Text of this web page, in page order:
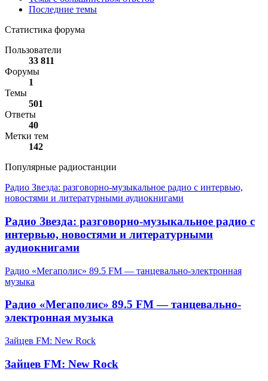
Последние темы
Статистика форума
Пользователи
33 811
Форумы
1
Темы
501
Ответы
40
Метки тем
142
Популярные радиостанции
Радио Звезда: разговорно-музыкальное радио с интервью,
новостями и литературными аудиокнигами
Радио Звезда: разговорно-музыкальное радио с
интервью, новостями и литературными
аудиокнигами
Радио «Мегаполис» 89.5 FM — танцевально-электронная
музыка
Радио «Мегаполис» 89.5 FM — танцевально-
электронная музыка
Зайцев FM: New Rock
Зайцев FM: New Rock